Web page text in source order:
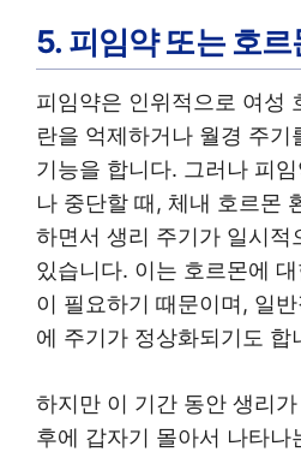
5. 피임약 또는 호
피임약은 인위적으로 여성
란을 억제하거나 월경 주기
기능을 합니다. 그러나 피
나 중단할 때, 체내 호르몬
하면서 생리 주기가 일시적
있습니다. 이는 호르몬에
이 필요하기 때문이며, 일
에 주기가 정상화되기도 합
하지만 이 기간 동안 생리
후에 갑자기 몰아서 나타나